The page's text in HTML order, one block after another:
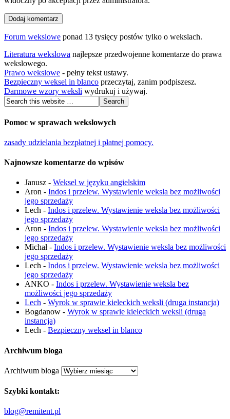
Forum wekslowe ponad 13 tysięcy postów tylko o wekslach.
Literatura wekslowa najlepsze przedwojenne komentarze do prawa
wekslowego.
Prawo wekslowe - pełny tekst ustawy.
Bezpieczny weksel in blanco przeczytaj, zanim podpiszesz.
Darmowe wzory weksli wydrukuj i używaj.
Pomoc w sprawach wekslowych
zasady udzielania bezpłatnej i płatnej pomocy.
Najnowsze komentarze do wpisów
Janusz - Weksel w języku angielskim
Aron - Indos i przelew. Wystawienie weksla bez możliwości
jego sprzedaży
Lech - Indos i przelew. Wystawienie weksla bez możliwości
jego sprzedaży
Aron - Indos i przelew. Wystawienie weksla bez możliwości
jego sprzedaży
Michał- Indos i przelew. Wystawienie weksla bez możliwości
jego sprzedaży
Lech - Indos i przelew. Wystawienie weksla bez możliwości
jego sprzedaży
ANKO - Indos i przelew. Wystawienie weksla bez
możliwości jego sprzedaży
Lech - Wyrok w sprawie kieleckich weksli (druga instancja)
Bogdanow - Wyrok w sprawie kieleckich weksli (druga
instancja)
Lech - Bezpieczny weksel in blanco
Archiwum bloga
Archiwum bloga
Szybki kontakt:
blog@remitent.pl